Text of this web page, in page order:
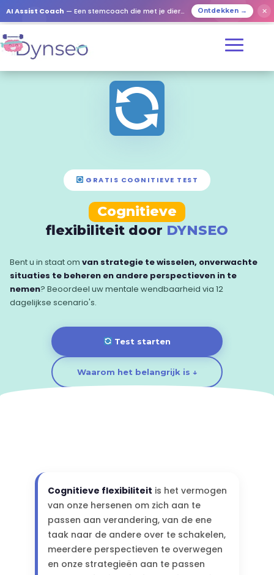
AI Assist Coach — Een stemcoach die met je dierbaren speelt Ontdekken → ✕
GRATIS COGNITIEVE TEST
Cognitieve
flexibiliteit door DYNSEO
Bent u in staat om van strategie te wisselen, onverwachte
situaties te beheren en andere perspectieven in te
nemen? Beoordeel uw mentale wendbaarheid via 12
dagelijkse scenario's.
Test starten
Waarom het belangrijk is ↓
Cognitieve flexibiliteit is het vermogen
van onze hersenen om zich aan te
passen aan verandering, van de ene
taak naar de andere over te schakelen,
meerdere perspectieven te overwegen
en onze strategieën aan te passen